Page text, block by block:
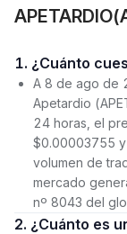
1. ¿Cuánto
A 8 de ago de
Apetardio
24 horas, el
$0.00003755
volumen de
mercado
nº 8043 del
2. ¿Cuánto es